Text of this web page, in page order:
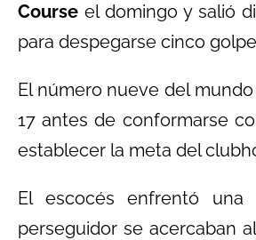
Course el domingo y salió
para despegarse cinco
El número nueve del
17 antes de conformarse
establecer la meta del
El escocés enfrentó una
perseguidor se acercaban